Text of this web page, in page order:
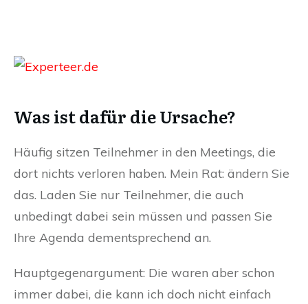
Was ist dafür die Ursache?
Häufig sitzen Teilnehmer in den Meetings, die
dort nichts verloren haben. Mein Rat: ändern Sie
das. Laden Sie nur Teilnehmer, die auch
unbedingt dabei sein müssen und passen Sie
Ihre Agenda dementsprechend an.
Hauptgegenargument: Die waren aber schon
immer dabei, die kann ich doch nicht einfach